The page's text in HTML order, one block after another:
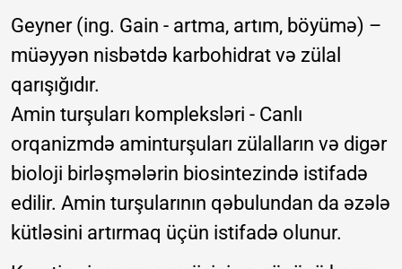
Geyner (ing. Gain - artma, artım, böyümə) –
müəyyən nisbətdə karbohidrat və zülal
qarışığıdır.
Amin turşuları kompleksləri - Canlı
orqanizmdə aminturşuları zülalların və digər
bioloji birləşmələrin biosintezində istifadə
edilir. Amin turşularının qəbulundan da əzələ
kütləsini artırmaq üçün istifadə olunur.